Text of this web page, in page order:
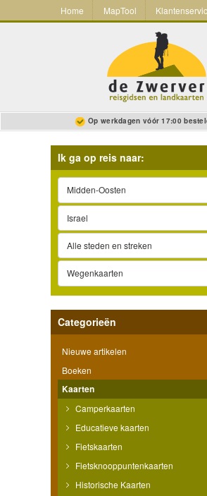
Home MapTool
Op werkdagen vóór 17:00
Ik ga op reis naar:
Midden-Oosten
Israel
Alle steden en streken
Wegenkaarten
Categorieën
Nieuwe artikelen
Boeken
Kaarten
Camperkaarten
Educatieve kaarten
Fietskaarten
Fietsknooppuntenkaarten
Historische Kaarten